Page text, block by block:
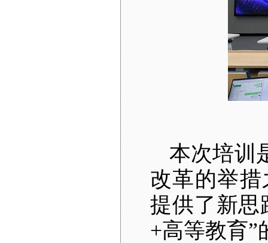
本次培训
改革的举
提供了新思
+高等教育”